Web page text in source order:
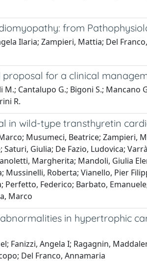
from
Ilaria; Zampieri, Mattia; Del
proposal for a clinical
Cantalupo G.; Bigoni S.; Mancano
R.
in wild-type transthyretin
Musumeci, Beatrice; Zampieri,
Giulia; De Fazio, Ludovica;
Margherita; Mandoli, Giulia
Roberta; Vianello, Pier
Federico; Barbato,
Marco
in hypertrophic
Fanizzi, Angela I; Ragagnin,
Del Franco, Annamaria